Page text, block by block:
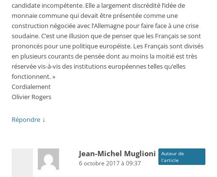
candidate incompétente. Elle a largement discrédité l’idée de
monnaie commune qui devait être présentée comme une
construction négociée avec l’Allemagne pour faire face à une crise
soudaine. C’est une illusion que de penser que les Français se sont
prononcés pour une politique européiste. Les Français sont divisés
en plusieurs courants de pensée dont au moins la moitié est très
réservée vis-à-vis des institutions européennes telles qu’elles
fonctionnent. »
Cordialement
Olivier Rogers
Répondre ↓
Jean-Michel Muglioni
Auteur de
l’article
6 octobre 2017 à 09:37